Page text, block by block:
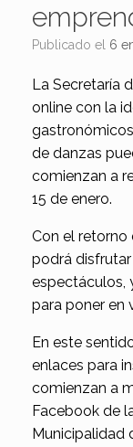
Publicado el 6
La Secretaría
online con la
de danzas
comienzan a
15 de enero.
Con el retorno
podrá
espectáculos,
para poner en
En este
enlaces para
comienzan a
Facebook de
Municipalidad